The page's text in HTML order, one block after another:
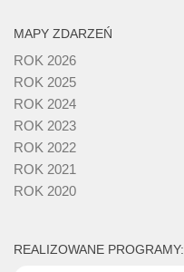
MAPY ZDARZEŃ
ROK 2026
ROK 2025
ROK 2024
ROK 2023
ROK 2022
ROK 2021
ROK 2020
REALIZOWANE PROGRAMY: